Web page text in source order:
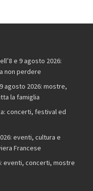
e 9 agosto 2026:
non perdere
agosto 2026: mostre,
la famiglia
concerti, festival ed
eventi, cultura e
Francese
eventi, concerti, mostre